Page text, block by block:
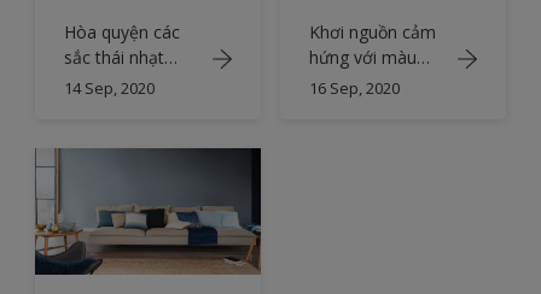
Hòa quyện các
sắc thái nhạt
màu để tạo
14 Sep, 2020
Khơi nguồn cảm
hứng với màu
xanh chàm ấn
16 Sep, 2020